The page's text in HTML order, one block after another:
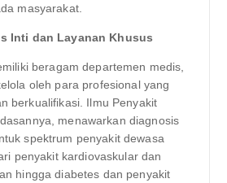
masyarakat.
Inti dan Layanan Khusus
beragam departemen medis,
oleh para profesional yang
berkualifikasi. Ilmu Penyakit
menawarkan diagnosis
spektrum penyakit dewasa
penyakit kardiovaskular dan
hingga diabetes dan penyakit